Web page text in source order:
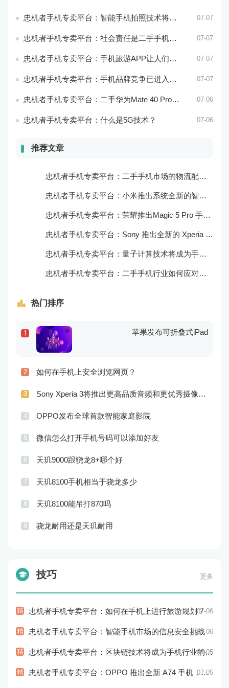
忠机者手机专卖平台：智能手机拍照技术将不断升级，成为手机行业的重要趋势 07-07
忠机者手机专卖平台：社会责任是二手手机市场的使命和价值所在 07-07
忠机者手机专卖平台：手机旅游APP让人们轻松出行 07-07
忠机者手机专卖平台：手机品牌竞争已进入新阶段 07-07
忠机者手机专卖平台：二手华为Mate 40 Pro市场价格持续下跌 07-06
忠机者手机专卖平台：什么是5G技术？ 07-06
推荐文章
忠机者手机专卖平台：二手手机市场的物流配送和出售方式
忠机者手机专卖平台：小米推出系统全新的智能厨房
忠机者手机专卖平台：荣耀推出Magic 5 Pro 手机，搭载麒麟9000处理器和5000万像素主摄像头
忠机者手机专卖平台：Sony 推出全新的 Xperia 1 III 手机，展现出卓越的技术和品质
忠机者手机专卖平台：量子计算技术将成为手机行业的新的发展方向
忠机者手机专卖平台：二手手机行业如何应对生态系统的要求
热门排序
1 苹果发布可折叠式iPad
2 如何在手机上安全浏览网页？
3 Sony Xperia 3将推出更高品质音频和更优秀摄像技术
4 OPPO发布全球首款智能家庭影院
5 微信怎么打开手机号码可以添加好友
6 天玑9000跟骁龙8+哪个好
7 天玑8100手机相当于骁龙多少
8 天玑8100能吊打870吗
9 骁龙耐用还是天玑耐用
技巧 更多
精 忠机者手机专卖平台：如何在手机上进行旅游规划？07-06
精 忠机者手机专卖平台：智能手机市场的信息安全挑战07-06
精 忠机者手机专卖平台：区块链技术将成为手机行业的新的趋势07-05
精 忠机者手机专卖平台：OPPO 推出全新 A74 手机，采用 AMOLED 屏幕和大容量电池07-05